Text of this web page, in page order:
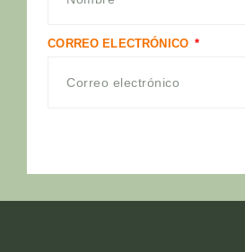
CORREO ELECTRÓNICO